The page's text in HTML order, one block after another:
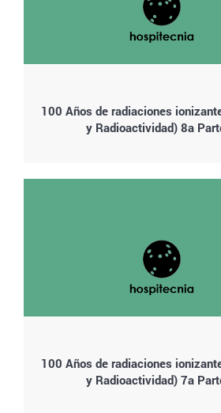
100 Años de radiaciones
y Radioactividad) 8a
100 Años de radiaciones
y Radioactividad) 7a